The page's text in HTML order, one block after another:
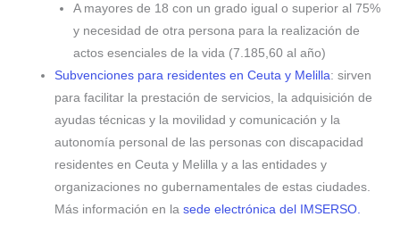
A mayores de 18 con un grado igual o superior al 75%
y necesidad de otra persona para la realización de
actos esenciales de la vida (7.185,60 al año)
Subvenciones para residentes en Ceuta y Melilla: sirven
para facilitar la prestación de servicios, la adquisición de
ayudas técnicas y la movilidad y comunicación y la
autonomía personal de las personas con discapacidad
residentes en Ceuta y Melilla y a las entidades y
organizaciones no gubernamentales de estas ciudades.
Más información en lasede electrónica del IMSERSO.